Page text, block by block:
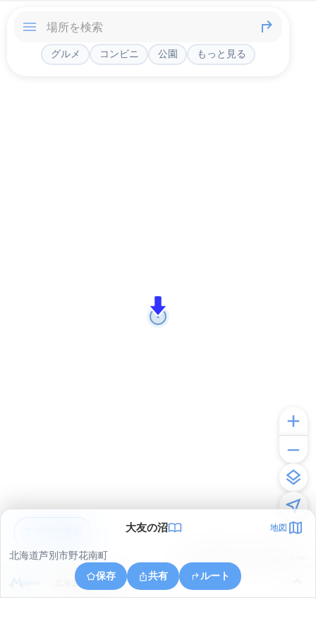
グルメ コンビニ 公園 もっと見る
大友の沼 地図
北海道芦別市野花南町
保存
共有 ルート
北海道芦別市幌内